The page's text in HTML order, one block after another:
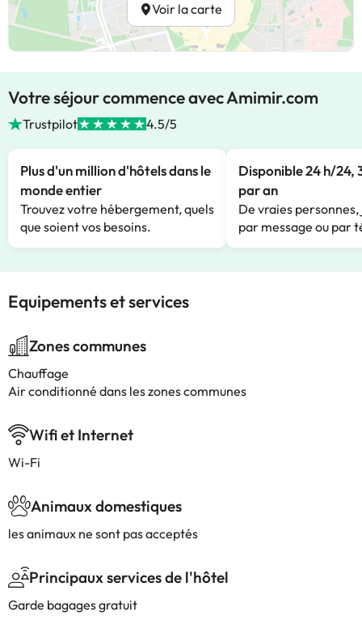
Voir la carte
Votre séjour commence avec Amimir.com
Trustpilot 4.5/5
Plus d'un million d'hôtels dans le
monde entier
Trouvez votre hébergement, quels
que soient vos besoins.
Disponible 24 h/24,
par an
De vraies
par message ou par
Equipements et services
Zones communes
Chauffage
Air conditionné dans les zones communes
Wifi et Internet
Wi-Fi
Animaux domestiques
les animaux ne sont pas acceptés
Principaux services de l'hôtel
Garde bagages gratuit